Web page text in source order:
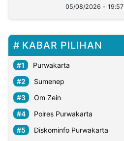
05/08/2026 - 19:57
KABAR PILIHAN
Purwakarta
Sumenep
Om Zein
Polres Purwakarta
Diskominfo Purwakarta